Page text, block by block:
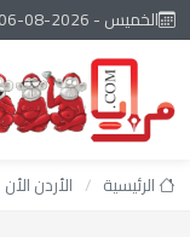
الخميس - 2026-08-06
الرئيسية / الأردن الأن